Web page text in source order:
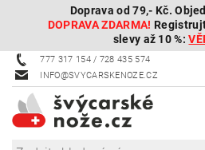
Doprava od 79,- Kč.
DOPRAVA ZDARMA!
slevy až 10 %:
777 317 154 / 728 435 574
INFO@SVYCARSKENOZE.CZ